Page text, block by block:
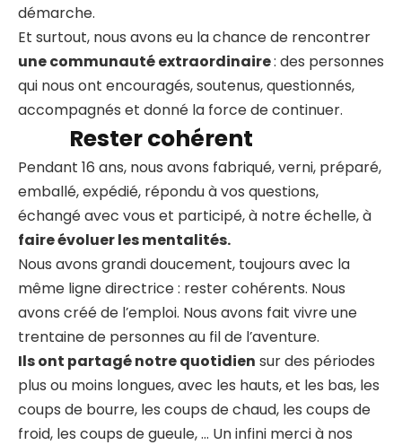
démarche.
Et surtout, nous avons eu la chance de rencontrer
une communauté extraordinaire: des personnes
qui nous ont encouragés, soutenus, questionnés,
accompagnés et donné la force de continuer.
Rester cohérent
Pendant 16 ans, nous avons fabriqué, verni, préparé,
emballé, expédié, répondu à vos questions,
échangé avec vous et participé, à notre échelle, à
faire évoluer les mentalités.
Nous avons grandi doucement, toujours avec la
même ligne directrice : rester cohérents. Nous
avons créé de l’emploi. Nous avons fait vivre une
trentaine de personnes au fil de l’aventure.
Ils ont partagé notre quotidien sur des périodes
plus ou moins longues, avec les hauts, et les bas, les
coups de bourre, les coups de chaud, les coups de
froid, les coups de gueule, … Un infini merci à nos